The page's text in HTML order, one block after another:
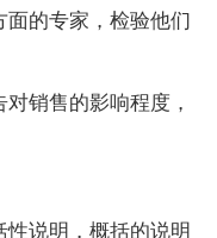
的专家，检验他们
销售的影响程度，
说明，概括的说明